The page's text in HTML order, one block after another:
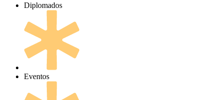
Diplomados
Eventos